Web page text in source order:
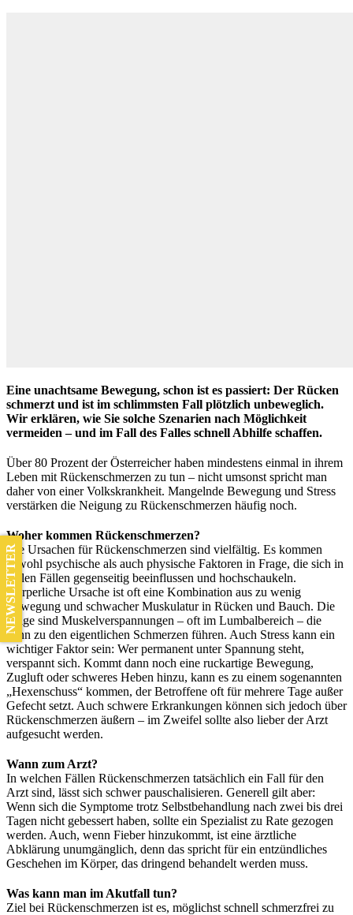
Eine unachtsame Bewegung, schon ist es passiert: Der Rücken
schmerzt und ist im schlimmsten Fall plötzlich unbeweglich.
Wir erklären, wie Sie solche Szenarien nach Möglichkeit
vermeiden – und im Fall des Falles schnell Abhilfe schaffen.
Über 80 Prozent der Österreicher haben mindestens einmal in ihrem
Leben mit Rückenschmerzen zu tun – nicht umsonst spricht man
daher von einer Volkskrankheit. Mangelnde Bewegung und Stress
verstärken die Neigung zu Rückenschmerzen häufig noch.
Woher kommen Rückenschmerzen?
Die Ursachen für Rückenschmerzen sind vielfältig. Es kommen
sowohl psychische als auch physische Faktoren in Frage, die sich in
vielen Fällen gegenseitig beeinflussen und hochschaukeln.
Körperliche Ursache ist oft eine Kombination aus zu wenig
Bewegung und schwacher Muskulatur in Rücken und Bauch. Die
Folge sind Muskelverspannungen – oft im Lumbalbereich – die
dann zu den eigentlichen Schmerzen führen. Auch Stress kann ein
wichtiger Faktor sein: Wer permanent unter Spannung steht,
verspannt sich. Kommt dann noch eine ruckartige Bewegung,
Zugluft oder schweres Heben hinzu, kann es zu einem sogenannten
„Hexenschuss“ kommen, der Betroffene oft für mehrere Tage außer
Gefecht setzt. Auch schwere Erkrankungen können sich jedoch über
Rückenschmerzen äußern – im Zweifel sollte also lieber der Arzt
aufgesucht werden.
Wann zum Arzt?
In welchen Fällen Rückenschmerzen tatsächlich ein Fall für den
Arzt sind, lässt sich schwer pauschalisieren. Generell gilt aber:
Wenn sich die Symptome trotz Selbstbehandlung nach zwei bis drei
Tagen nicht gebessert haben, sollte ein Spezialist zu Rate gezogen
werden. Auch, wenn Fieber hinzukommt, ist eine ärztliche
Abklärung unumgänglich, denn das spricht für ein entzündliches
Geschehen im Körper, das dringend behandelt werden muss.
Was kann man im Akutfall tun?
Ziel bei Rückenschmerzen ist es, möglichst schnell schmerzfrei zu
NEWSLETTER